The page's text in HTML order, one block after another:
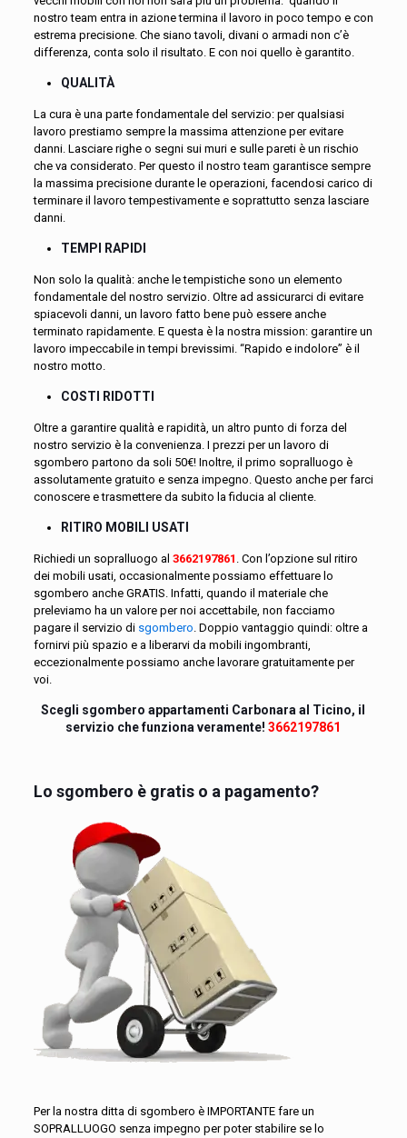
nostro team entra in azione termina il lavoro in poco tempo e con
estrema precisione. Che siano tavoli, divani o armadi non c’è
differenza, conta solo il risultato. E con noi quello è garantito.
QUALITÀ
La cura è una parte fondamentale del servizio: per qualsiasi
lavoro prestiamo sempre la massima attenzione per evitare
danni. Lasciare righe o segni sui muri e sulle pareti è un rischio
che va considerato. Per questo il nostro team garantisce sempre
la massima precisione durante le operazioni, facendosi carico di
terminare il lavoro tempestivamente e soprattutto senza lasciare
danni.
TEMPI RAPIDI
Non solo la qualità: anche le tempistiche sono un elemento
fondamentale del nostro servizio. Oltre ad assicurarci di evitare
spiacevoli danni, un lavoro fatto bene può essere anche
terminato rapidamente. E questa è la nostra mission: garantire un
lavoro impeccabile in tempi brevissimi. “Rapido e indolore” è il
nostro motto.
COSTI RIDOTTI
Oltre a garantire qualità e rapidità, un altro punto di forza del
nostro servizio è la convenienza. I prezzi per un lavoro di
sgombero partono da soli 50€! Inoltre, il primo sopralluogo è
assolutamente gratuito e senza impegno. Questo anche per farci
conoscere e trasmettere da subito la fiducia al cliente.
RITIRO MOBILI USATI
Richiedi un sopralluogo al 3662197861 . Con l’opzione sul ritiro
dei mobili usati, occasionalmente possiamo effettuare lo
sgombero anche GRATIS. Infatti, quando il materiale che
preleviamo ha un valore per noi accettabile, non facciamo
pagare il servizio di sgombero . Doppio vantaggio quindi: oltre a
fornirvi più spazio e a liberarvi da mobili ingombranti,
eccezionalmente possiamo anche lavorare gratuitamente per
voi.
Scegli sgombero appartamenti Carbonara al Ticino, il
servizio che funziona veramente!3662197861
Lo sgombero è gratis o a pagamento?
Per la nostra ditta di sgombero è IMPORTANTE fare un
SOPRALLUOGO senza impegno per poter stabilire se lo